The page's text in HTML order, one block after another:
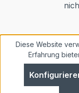
Diese Website
Erfahrung